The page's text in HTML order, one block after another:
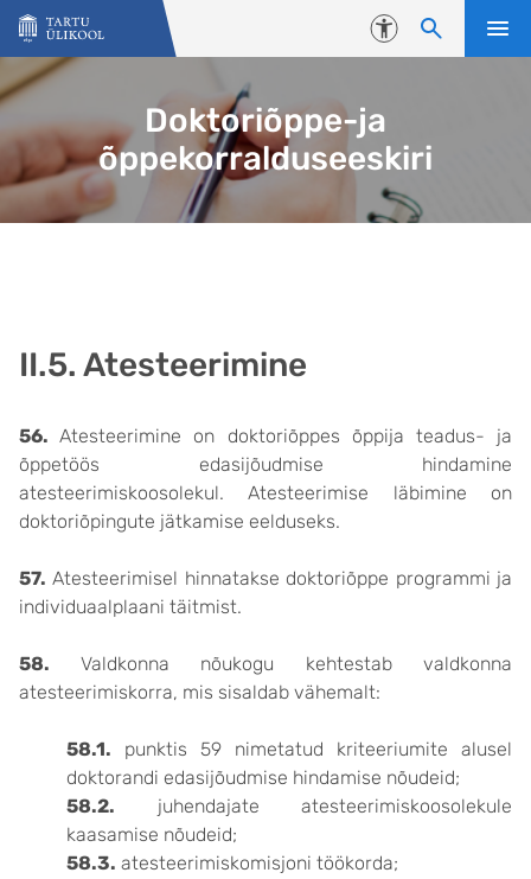
Liigu edasi põhisisu juurde
Juurdepääsetavus
Doktoriõppe-ja
õppekorralduseeskiri
II.5. Atesteerimine
56.Atesteerimine on doktoriõppes õppija teadus- ja
õppetöös edasijõudmise hindamine
atesteerimiskoosolekul. Atesteerimise läbimine on
doktoriõpingute jätkamise eelduseks.
57. Atesteerimisel hinnatakse doktoriõppe programmi ja
individuaalplaani täitmist.
58. Valdkonna nõukogu kehtestab valdkonna
atesteerimiskorra, mis sisaldab vähemalt:
58.1. punktis 59 nimetatud kriteeriumite alusel
doktorandi edasijõudmise hindamise nõudeid;
58.2. juhendajate atesteerimiskoosolekule
kaasamise nõudeid;
58.3. atesteerimiskomisjoni töökorda;